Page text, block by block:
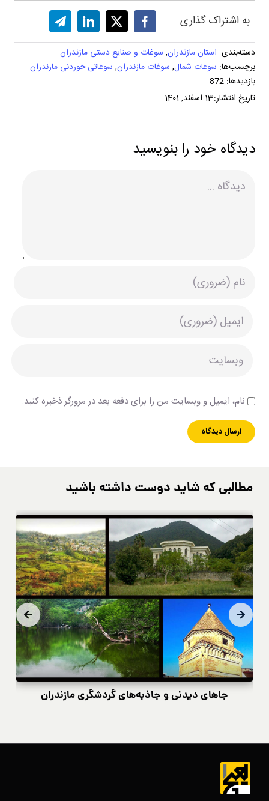
به اشتراک گذاری
دسته‌بندی: استان مازندران, سوغات و صنایع دستی مازندران
برچسب‌ها: سوغات شمال, سوغات مازندران, سوغاتی خوردنی مازندران
بازدیدها: 872
تاریخ انتشار:13 اسفند, 1401
دیدگاه خود را بنویسید
نام، ایمیل و وبسایت من را برای دفعه بعد در مرورگر ذخیره کنید.
مطالبی که شاید دوست داشته باشید
جاهای دیدنی و جاذبه‌های گردشگری مازندران